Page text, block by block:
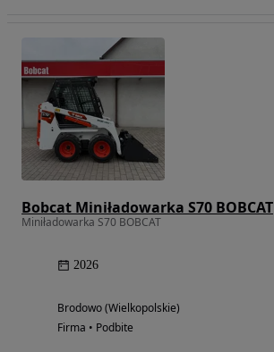
Bobcat Miniładowarka S70 BOBCAT
Miniładowarka S70 BOBCAT
2026
Brodowo (Wielkopolskie)
Firma • Podbite